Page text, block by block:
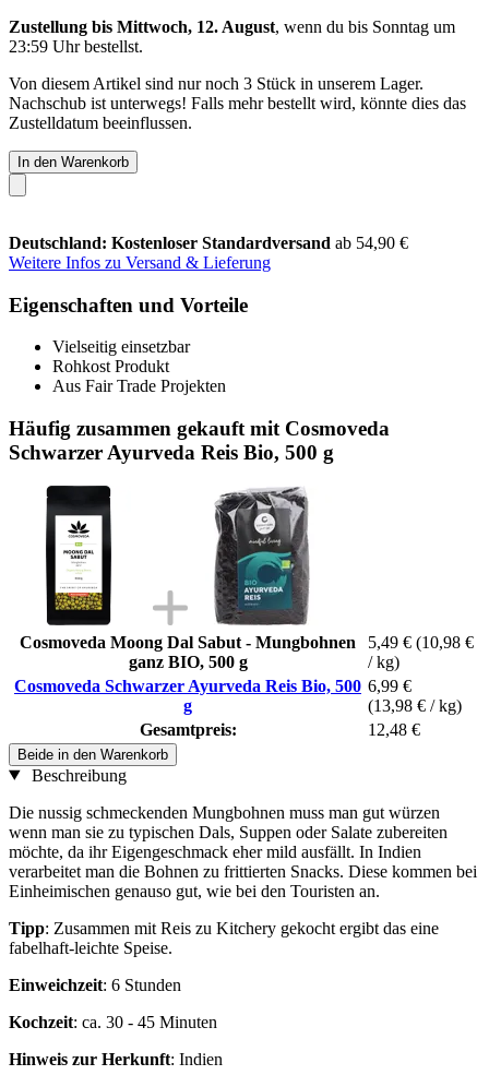
Zustellung bis Mittwoch, 12. August, wenn du bis Sonntag um
23:59 Uhrbestellst.
Von diesem Artikel sind nur noch 3 Stück in unserem Lager.
Nachschub ist unterwegs! Falls mehr bestellt wird, könnte dies das
Zustelldatum beeinflussen.
In den Warenkorb
Deutschland: Kostenloser Standardversand ab 54,90 €
Weitere Infos zu Versand & Lieferung
Eigenschaften und Vorteile
Vielseitig einsetzbar
Rohkost Produkt
Aus Fair Trade Projekten
Häufig zusammen gekauft mit Cosmoveda
Schwarzer Ayurveda Reis Bio, 500 g
Cosmoveda Moong Dal Sabut - Mungbohnen
ganz BIO, 500 g
5,49 € (10,98 €
/ kg)
Cosmoveda Schwarzer Ayurveda Reis Bio, 500
g
6,99 €
(13,98 € / kg)
Gesamtpreis:
12,48 €
Beide in den Warenkorb
Beschreibung
Die nussig schmeckenden Mungbohnen muss man gut würzen
wenn man sie zu typischen Dals, Suppen oder Salate zubereiten
möchte, da ihr Eigengeschmack eher mild ausfällt. In Indien
verarbeitet man die Bohnen zu frittierten Snacks. Diese kommen bei
Einheimischen genauso gut, wie bei den Touristen an.
Tipp: Zusammen mit Reis zu Kitchery gekocht ergibt das eine
fabelhaft-leichte Speise.
Einweichzeit: 6 Stunden
Kochzeit: ca. 30 - 45 Minuten
Hinweis zur Herkunft: Indien